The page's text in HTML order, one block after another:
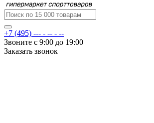
+7 (495) --- - -- - --
Звоните с 9:00 до 19:00
Заказать звонок